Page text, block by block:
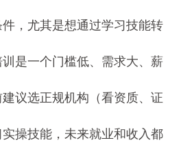
，尤其是想通过学习技能转
是一个门槛低、需求大、薪
议选正规机构（看资质、证
操技能，未来就业和收入都